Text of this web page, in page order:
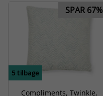
5 tilbage
SPAR 67%
Compliments, Twinkle,